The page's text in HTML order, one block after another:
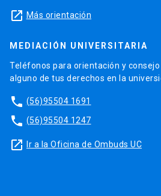
launch Más orientación
MEDIACIÓN UNIVERSITARIA
Teléfonos para orientación y
alguno de tus derechos en la
phone (56)95504 1691
phone (56)95504 1247
launch Ir a la Oficina de Ombuds UC